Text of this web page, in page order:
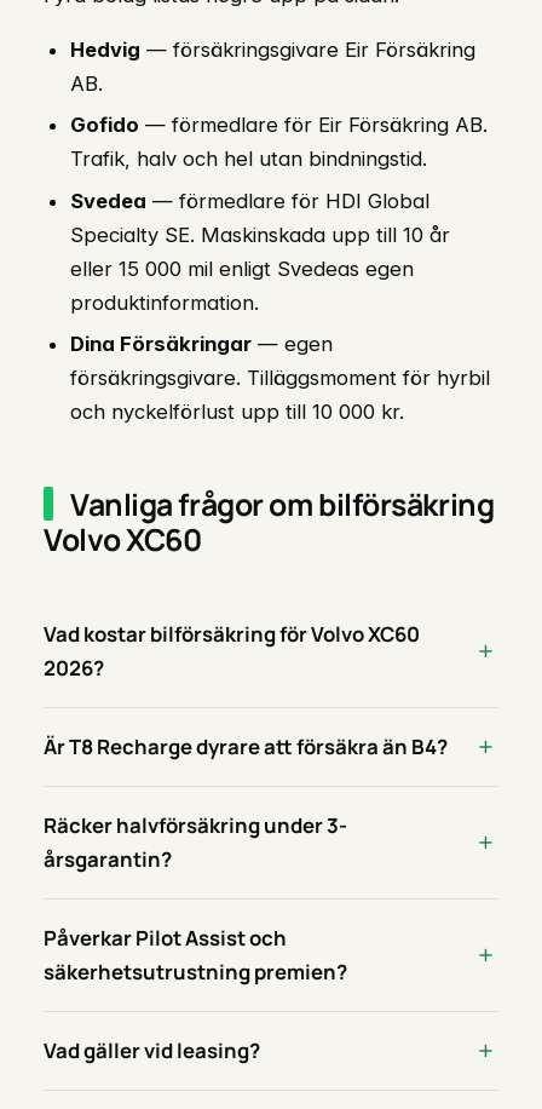
Hedvig — försäkringsgivare Eir Försäkring
AB.
Gofido — förmedlare för Eir Försäkring AB.
Trafik, halv och hel utan bindningstid.
Svedea — förmedlare för HDI Global
Specialty SE. Maskinskada upp till 10 år
eller 15 000 mil enligt Svedeas egen
produktinformation.
Dina Försäkringar — egen
försäkringsgivare. Tilläggsmoment för hyrbil
och nyckelförlust upp till 10 000 kr.
Vanliga frågor om bilförsäkring
Volvo XC60
Vad kostar bilförsäkring för Volvo XC60
2026?
Är T8 Recharge dyrare att försäkra än B4?
Räcker halvförsäkring under 3-
årsgarantin?
Påverkar Pilot Assist och
säkerhetsutrustning premien?
Vad gäller vid leasing?